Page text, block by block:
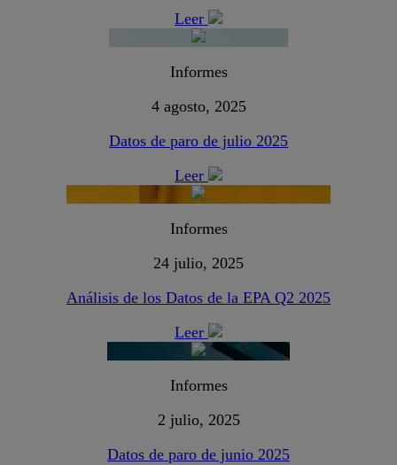
Leer
Informes
4 agosto, 2025
Datos de paro de julio 2025
Leer
Informes
24 julio, 2025
Análisis de los Datos de la EPA Q2 2025
Leer
Informes
2 julio, 2025
Datos de paro de junio 2025